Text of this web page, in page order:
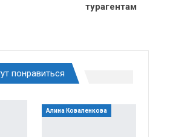
турагентам
понравиться
Алина Коваленкова